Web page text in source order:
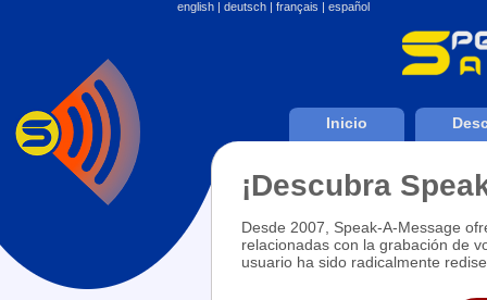
english | deutsch | français | español
Inicio
¡Descubra
Desde 2007, Speak-A-Message
relacionadas con la grabación de
usuario ha sido radicalmente